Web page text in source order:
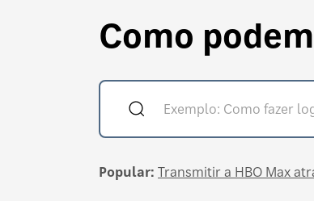
Como
Popular: Transmitir a HBO Max